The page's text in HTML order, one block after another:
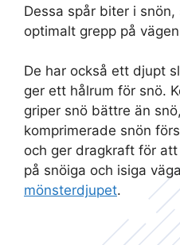
Dessa spår biter i
optimalt grepp på
De har också ett djupt
ger ett hålrum för snö.
griper snö bättre än
komprimerade snön
och ger dragkraft för
på snöiga och isiga
mönsterdjupet.